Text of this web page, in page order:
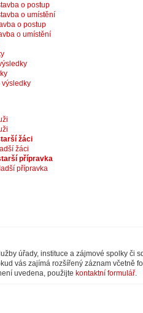
o postup
o umístění
o postup
o umístění
výsledky
žáci
žáci
přípravka
přípravka
úřady, instituce a zájmové spolky či
vás zajímá rozšířený záznam včetně
uvedena, použijte kontaktní formulář.